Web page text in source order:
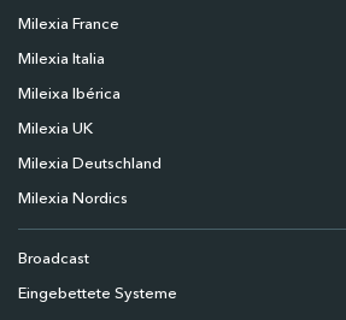
Milexia France
Milexia Italia
Mileixa Ibérica
Milexia UK
Milexia Deutschland
Milexia Nordics
Broadcast
Eingebettete Systeme